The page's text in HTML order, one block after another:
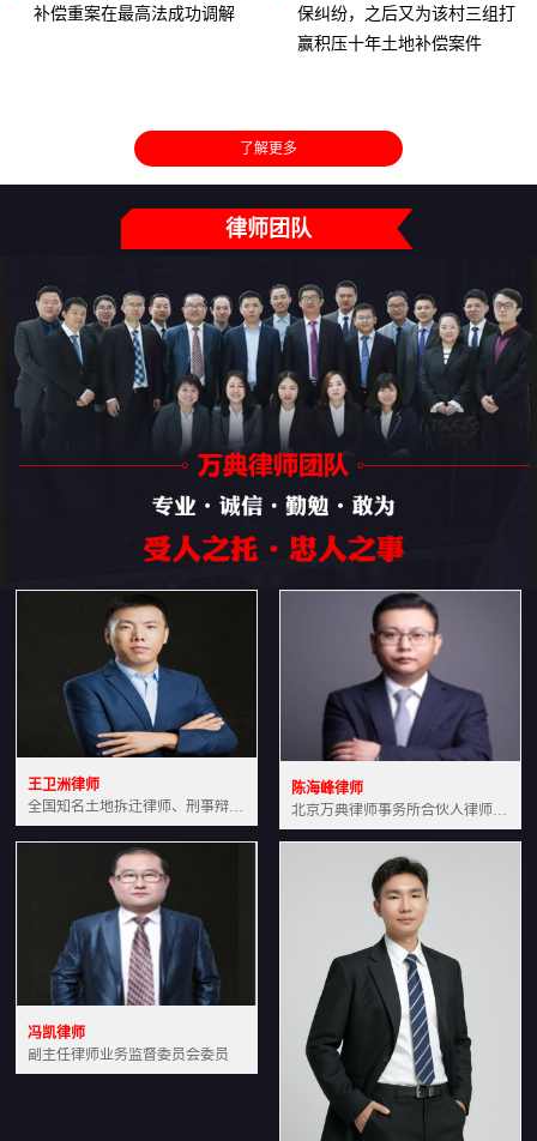
补偿重案在最高法成功调解
保纠纷，之后又为该村三组打
赢积压十年土地补偿案件
了解更多
律师团队
王卫洲律师
全国知名土地拆迁律师、刑事辩护律师北京万典律师事务所主任中国法学会会员北京市行政法研究会理事
陈海峰律师
北京万典律师事务所合伙人律师土地房产专业资深律师
冯凯律师
副主任律师业务监督委员会委员